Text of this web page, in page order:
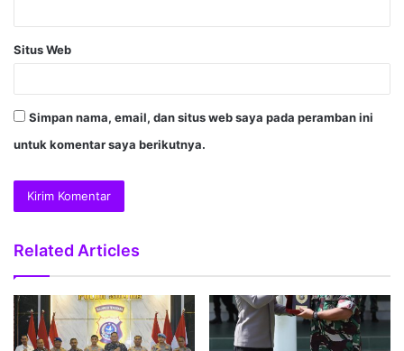
Situs Web
Simpan nama, email, dan situs web saya pada peramban ini
untuk komentar saya berikutnya.
Related Articles